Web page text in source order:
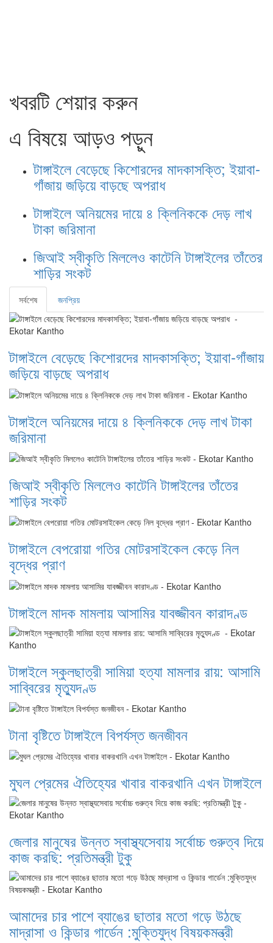
খবরটি শেয়ার করুন
এ বিষয়ে আড়ও পড়ুন
টাঙ্গাইলে বেড়েছে কিশোরদের মাদকাসক্তি; ইয়াবা-
গাঁজায় জড়িয়ে বাড়ছে অপরাধ
টাঙ্গাইলে অনিয়মের দায়ে ৪ ক্লিনিককে দেড় লাখ
টাকা জরিমানা
জিআই স্বীকৃতি মিললেও কাটেনি টাঙ্গাইলের তাঁতের
শাড়ির সংকট
সর্বশেষ জনপ্রিয়
টাঙ্গাইলে বেড়েছে কিশোরদের মাদকাসক্তি; ইয়াবা-গাঁজায়
জড়িয়ে বাড়ছে অপরাধ
টাঙ্গাইলে অনিয়মের দায়ে ৪ ক্লিনিককে দেড় লাখ টাকা
জরিমানা
জিআই স্বীকৃতি মিললেও কাটেনি টাঙ্গাইলের তাঁতের
শাড়ির সংকট
টাঙ্গাইলে বেপরোয়া গতির মোটরসাইকেল কেড়ে নিল
বৃদ্ধের প্রাণ
টাঙ্গাইলে মাদক মামলায় আসামির যাবজ্জীবন কারাদণ্ড
টাঙ্গাইলে স্কুলছাত্রী সামিয়া হত্যা মামলার রায়: আসামি
সাব্বিরের মৃত্যুদণ্ড
টানা বৃষ্টিতে টাঙ্গাইলে বিপর্যস্ত জনজীবন
মুঘল প্রেমের ঐতিহ্যের খাবার বাকরখানি এখন টাঙ্গাইলে
জেলার মানুষের উন্নত স্বাস্থ্যসেবায় সর্বোচ্চ গুরুত্ব দিয়ে
কাজ করছি: প্রতিমন্ত্রী টুকু
আমাদের চার পাশে ব্যাঙের ছাতার মতো গড়ে উঠছে
মাদ্রাসা ও কিন্ডার গার্ডেন :মুক্তিযুদ্ধ বিষয়কমন্ত্রী